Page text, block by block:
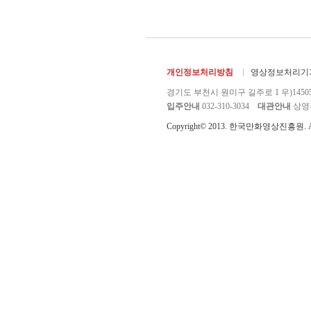
개인정보처리방침 영상정보처리기
경기도 부천시 원미구 길주로 1 우
입주안내 032-310-3034 대관안내 상영
Copyright© 2013. 한국만화영상진흥원.